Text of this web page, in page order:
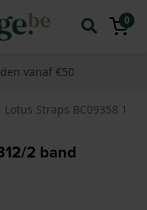
0
vanaf €50
Lotus Straps BC09358
2 band